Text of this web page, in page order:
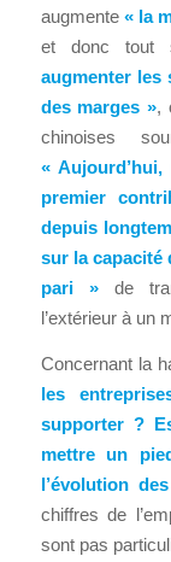
augmente « la
et donc tout
augmenter les
des marges »,
chinoises
«
premier
depuis
sur la capacité
pari »de
l’extérieur à un
Concernant la
les
supporter ?
mettre un
l’évolution
chiffres de
sont pas